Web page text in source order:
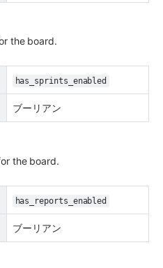
the board.
has_sprints_enabled
ブーリアン
the board.
has_reports_enabled
ブーリアン